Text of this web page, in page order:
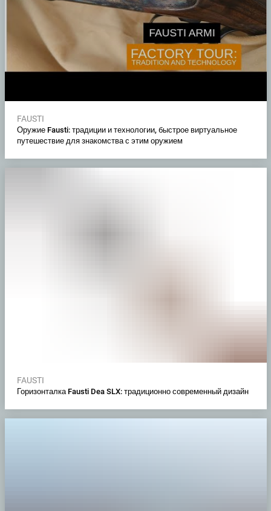
FAUSTI
Оружие Fausti: традиции и технологии, быстрое виртуальное
путешествие для знакомства с этим оружием
FAUSTI
Горизонталка Fausti Dea SLX: традиционно современный дизайн